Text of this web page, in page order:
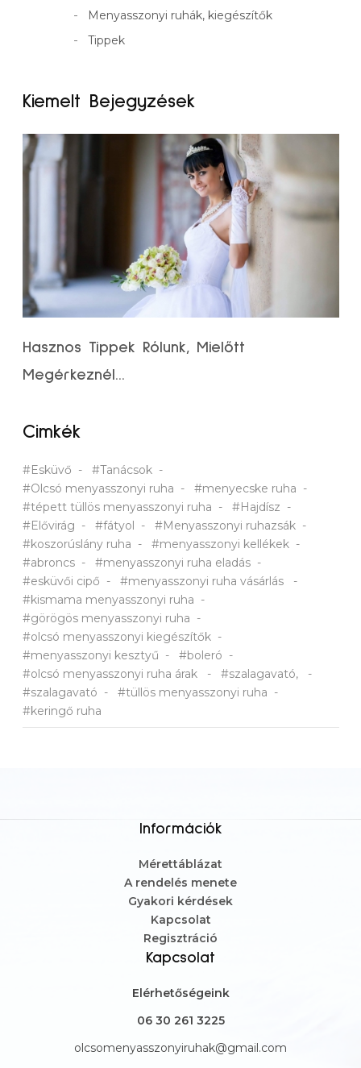
Menyasszonyi ruhák, kiegészítők
Tippek
Kiemelt Bejegyzések
Hasznos Tippek Rólunk, Mielőtt
Megérkeznél...
Cimkék
#Esküvő
#Tanácsok
#Olcsó menyasszonyi ruha
#menyecske ruha
#tépett tüllös menyasszonyi ruha
#Hajdísz
#Elővirág
#fátyol
#Menyasszonyi ruhazsák
#koszorúslány ruha
#menyasszonyi kellékek
#abroncs
#menyasszonyi ruha eladás
#esküvői cipő
#menyasszonyi ruha vásárlás
#kismama menyasszonyi ruha
#görögös menyasszonyi ruha
#olcsó menyasszonyi kiegészítők
#menyasszonyi kesztyű
#boleró
#olcsó menyasszonyi ruha árak
#szalagavató,
#szalagavató
#tüllös menyasszonyi ruha
#keringő ruha
Információk
Mérettáblázat
A rendelés menete
Gyakori kérdések
Kapcsolat
Regisztráció
Kapcsolat
Elérhetőségeink
06 30 261 3225
olcsomenyasszonyiruhak@gmail.com